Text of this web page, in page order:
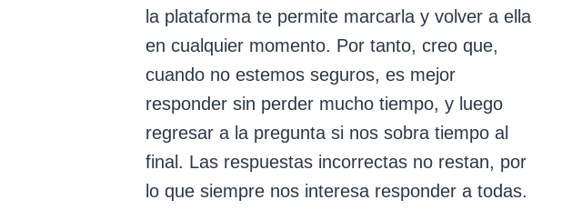
la plataforma te permite marcarla y volver a ella
en cualquier momento. Por tanto, creo que,
cuando no estemos seguros, es mejor
responder sin perder mucho tiempo, y luego
regresar a la pregunta si nos sobra tiempo al
final. Las respuestas incorrectas no restan, por
lo que siempre nos interesa responder a todas.